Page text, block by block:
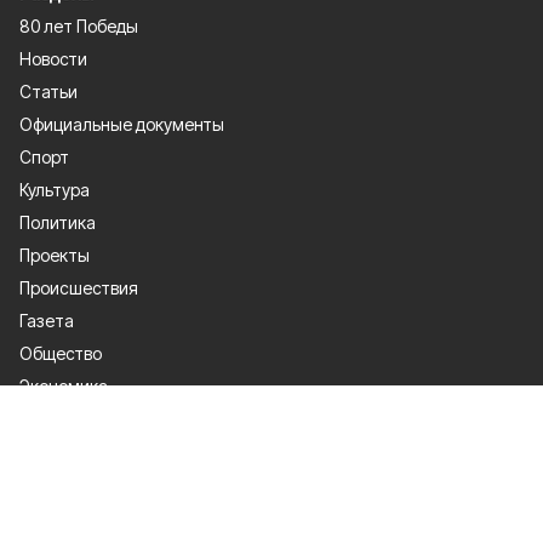
80 лет Победы
Новости
Статьи
Официальные документы
Спорт
Культура
Политика
Проекты
Происшествия
Газета
Общество
Экономика